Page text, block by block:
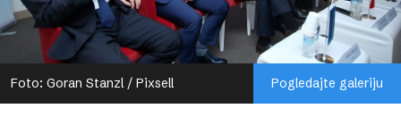
Foto: Goran Stanzl / Pixsell Pogledajte galeriju